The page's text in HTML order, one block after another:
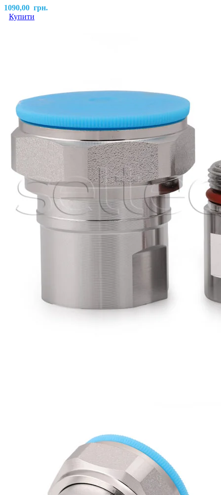
1090,00 грн.
Купити